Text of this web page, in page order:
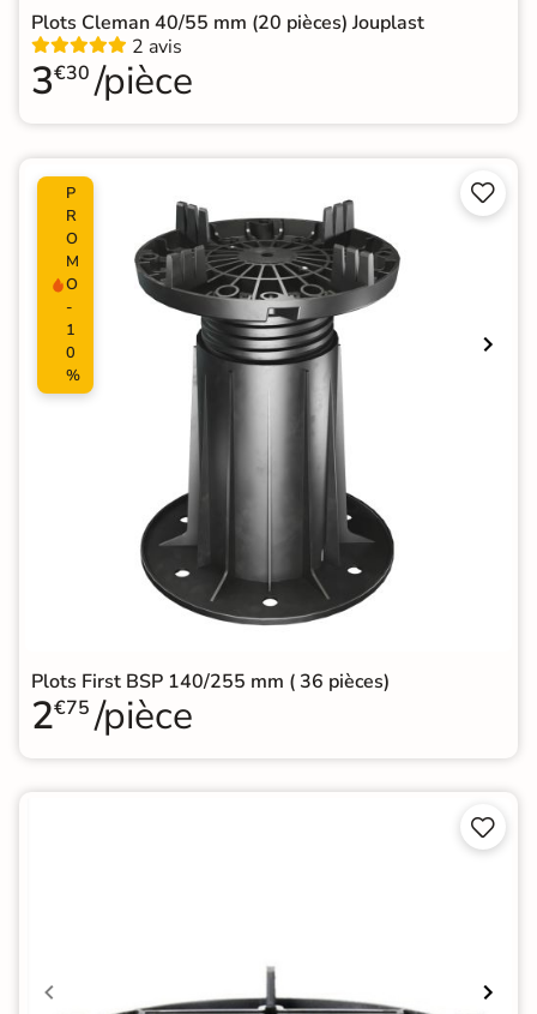
Plots Cleman 40/55 mm (20 pièces) Jouplast
2 avis
3€30 /pièce
P
R
O
M
O
-
1
0
%


Plots First BSP 140/255 mm ( 36 pièces)
2€75 /pièce

